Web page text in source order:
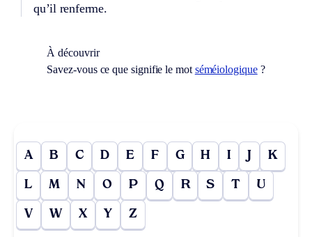
qu’il renferme.
À découvrir
Savez-vous ce que signifie le mot séméiologique?
A B C D E F G H I J K
L M N O P Q R S T U
V W X Y Z